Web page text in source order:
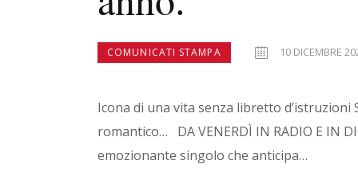
COMUNICATI STAMPA 10 DICEMBRE
Icona di una vita senza libretto d’istruzioni
romantico… DA VENERDÌ IN RADIO E IN
emozionante singolo che anticipa…